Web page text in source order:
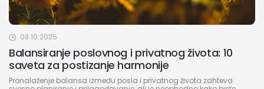
08.10.2025
Balansiranje poslovnog i privatnog života: 10
saveta za postizanje harmonije
Pronalaženje balansa između posla i privatnog života zahteva